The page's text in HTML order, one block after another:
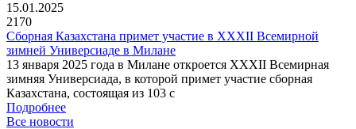
15.01.2025
2170
Сборная Казахстана примет участие в XXXII Всемирной
зимней Универсиаде в Милане
13 января 2025 года в Милане откроется XXXII Всемирная
зимняя Универсиада, в которой примет участие сборная
Казахстана, состоящая из 103 с
Подробнее
Все новости